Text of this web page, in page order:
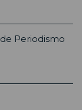
Periodismo